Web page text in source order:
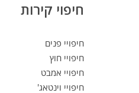
חיפוי קירות
חיפויי פנים
חיפויי חוץ
חיפויי אמבט
חיפויי וינטאג'